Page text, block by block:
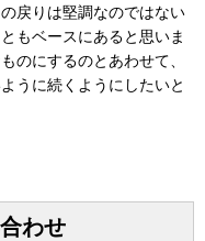
戻りは堅調なのではない
もベースにあると思いま
のにするのとあわせて、
うに続くようにしたいと
わせ